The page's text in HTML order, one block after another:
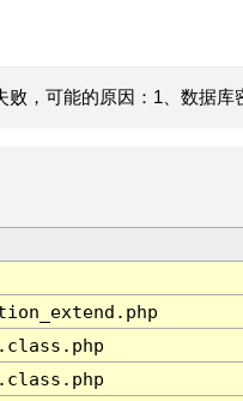
，可能的原因：1、数据库